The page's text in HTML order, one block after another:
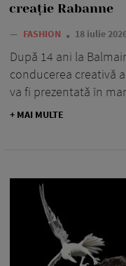
creație Rabanne
— FASHION 18 iulie
După 14 ani la
conducerea creativă
va fi prezentată în
+ MAI MULTE